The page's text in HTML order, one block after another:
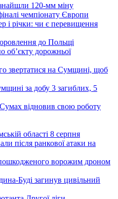
120-мм міну
чемпіонату Європи
і річки: чи є перевищення
до Польщі
обʼєкту дорожньої
звертатися на Сумщині, щоб
за добу 3 загиблих, 5
відновив свою роботу
області 8 серпня
після ранкової атаки на
ворожим дроном
Буді загинув цивільний